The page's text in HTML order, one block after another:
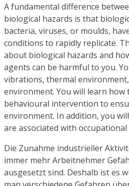
A fundamental difference
biological hazards is that
bacteria, viruses, or moulds,
conditions to rapidly replicate.
about biological hazards and
agents can be harmful to you.
vibrations, thermal
environment. You will learn how
behavioural intervention to
environment. In addition, you
are associated with occupational
Die Zunahme industrieller
immer mehr Arbeitnehmer
ausgesetzt sind. Deshalb ist es